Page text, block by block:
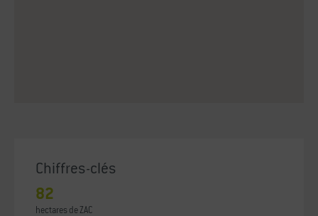
Chiffres-clés
82
hectares de ZAC